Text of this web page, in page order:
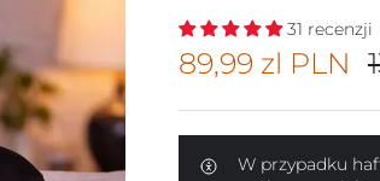
31 recenzji
Cena
89,99 zl PLN
W przypadku